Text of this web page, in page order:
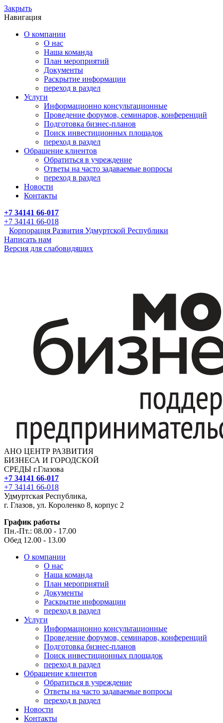
Закрыть
Навигация
О компании
О нас
Наша команда
План мероприятий
Документы
Раскрытие информации
переход в раздел
Услуги
Информационно консультационные
Проведение форумов, семинаров, конференций
Подготовка бизнес-планов
Поиск инвестиционных площадок
переход в раздел
Обращение клиентов
Обратиться в учреждение
Ответы на часто задаваемые вопросы
переход в раздел
Новости
Контакты
+7 34141 66-017
+7 34141 66-018
Корпорация Развития Удмуртской Республики
Написать нам
Версия для слабовидящих
АНО ЦЕНТР РАЗВИТИЯ
БИЗНЕСА И ГОРОДСКОЙ
СРЕДЫ г.Глазова
+7 34141 66-017
+7 34141 66-018
Удмуртская Республика,
г. Глазов, ул. Короленко 8, корпус 2
График работы
Пн.-Пт.: 08.00 - 17.00
Обед 12.00 - 13.00
О компании
О нас
Наша команда
План мероприятий
Документы
Раскрытие информации
переход в раздел
Услуги
Информационно консультационные
Проведение форумов, семинаров, конференций
Подготовка бизнес-планов
Поиск инвестиционных площадок
переход в раздел
Обращение клиентов
Обратиться в учреждение
Ответы на часто задаваемые вопросы
переход в раздел
Новости
Контакты